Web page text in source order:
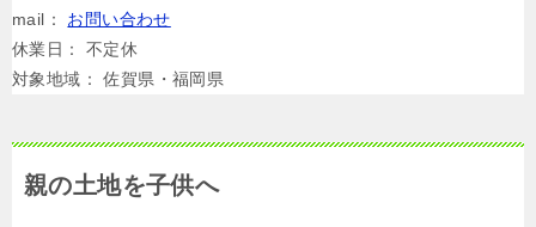
mail： お問い合わせ
休業日： 不定休
対象地域： 佐賀県・福岡県
親の土地を子供へ